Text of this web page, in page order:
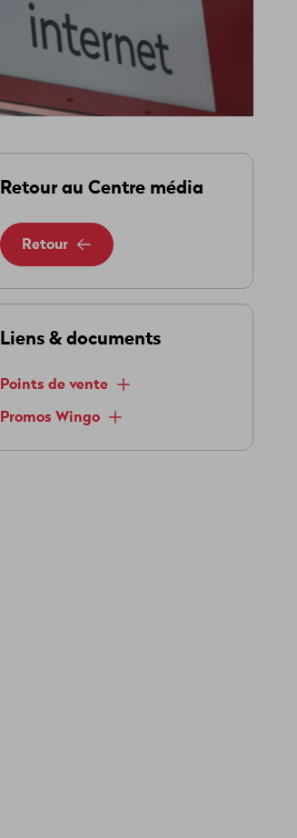
Retour au Centre média
Retour
Liens & documents
Points de vente
Promos Wingo